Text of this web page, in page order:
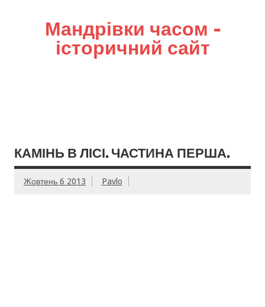
Мандрівки часом –
історичний сайт
КАМІНЬ В ЛІСІ. ЧАСТИНА ПЕРША.
Жовтень 6 2013 Pavlo